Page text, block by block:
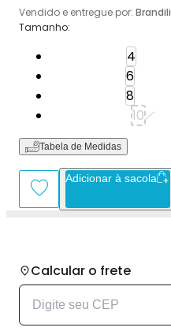
Vendido e entregue por: Brandili
Tamanho:
4
6
8
10
Tabela de Medidas
Adicionar à sacola
Calcular o frete